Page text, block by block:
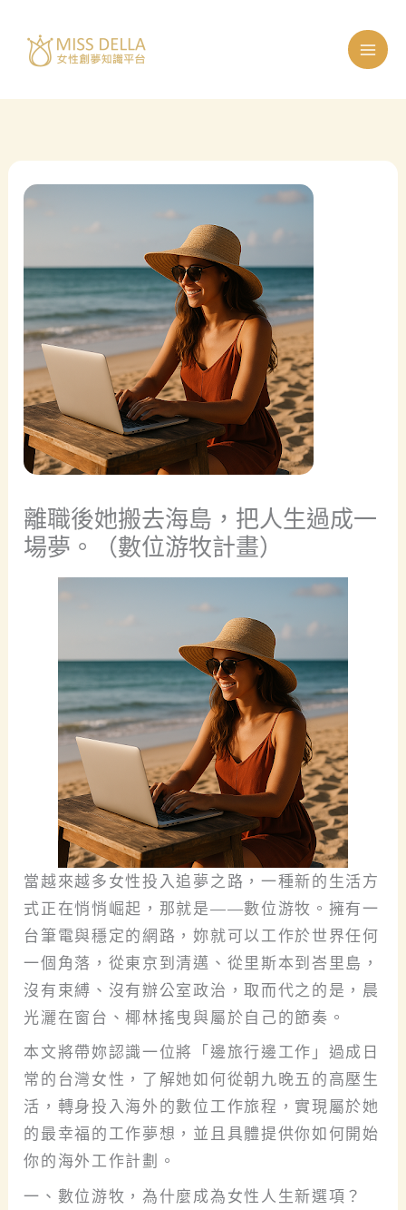
要
離職後她搬去海島，把人生過成一
場夢。（數位游牧計畫）
當越來越多女性投入追夢之路，一種新的生活方
式正在悄悄崛起，那就是——數位游牧。擁有一
台筆電與穩定的網路，妳就可以工作於世界任何
一個角落，從東京到清邁、從里斯本到峇里島，
沒有束縛、沒有辦公室政治，取而代之的是，晨
光灑在窗台、椰林搖曳與屬於自己的節奏。
本文將帶妳認識一位將「邊旅行邊工作」過成日
常的台灣女性，了解她如何從朝九晚五的高壓生
活，轉身投入海外的數位工作旅程，實現屬於她
的最幸福的工作夢想，並且具體提供你如何開始
你的海外工作計劃。
一、數位游牧，為什麼成為女性人生新選項？